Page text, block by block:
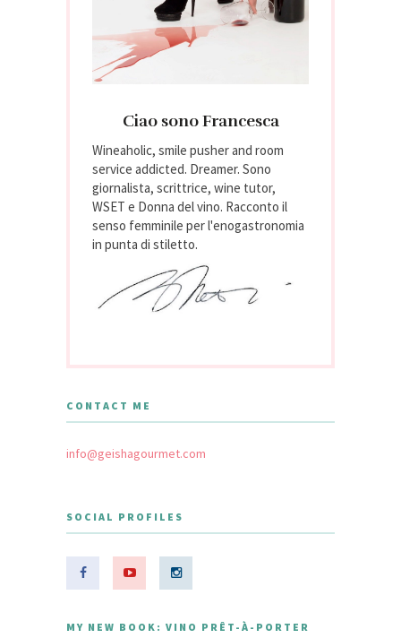
Ciao sono Francesca
Wineaholic, smile pusher and room
service addicted. Dreamer. Sono
giornalista, scrittrice, wine tutor,
WSET e Donna del vino. Racconto il
senso femminile per l'enogastronomia
in punta di stiletto.
CONTACT ME
info@geishagourmet.com
SOCIAL PROFILES
MY NEW BOOK: VINO PRÊT-À-PORTER